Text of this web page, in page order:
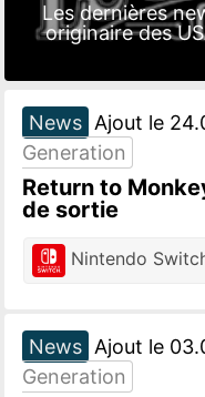
Les dernières
originaire des
News Ajout le
Generation
Return to
de sortie
Nintendo
News Ajout le
Generation